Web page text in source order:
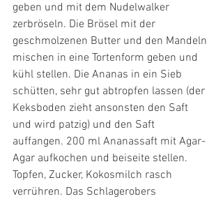
geben und mit dem Nudelwalker
zerbröseln. Die Brösel mit der
geschmolzenen Butter und den Mandeln
mischen in eine Tortenform geben und
kühl stellen. Die Ananas in ein Sieb
schütten, sehr gut abtropfen lassen (der
Keksboden zieht ansonsten den Saft
und wird patzig) und den Saft
auffangen. 200 ml Ananassaft mit Agar-
Agar aufkochen und beiseite stellen.
Topfen, Zucker, Kokosmilch rasch
verrühren. Das Schlagerobers